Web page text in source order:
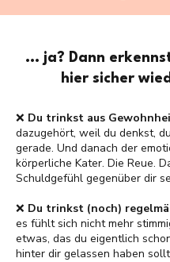
... ja? Dann
hier sicher
❌ Du trinkst aus
dazugehört, weil du denkst, du
gerade. Und danach der
körperliche Kater. Die Reue.
Schuldgefühl gegenüber dir
❌ Du trinkst (noch)
es fühlt sich nicht mehr
etwas, das du eigentlich
hinter dir gelassen haben